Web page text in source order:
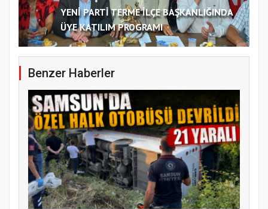
YENİ PARTİ TERME İLÇE BAŞKANLIĞINDA
ÜYE KATILIM PROGRAMI
Benzer Haberler